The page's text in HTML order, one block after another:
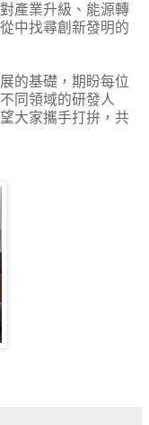
產業升級、能源轉
中找尋創新發明的
的基礎，期盼每位
同領域的研發人
大家攜手打拚，共